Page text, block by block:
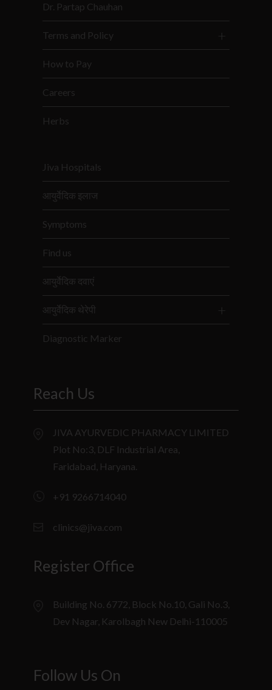
Dr. Partap Chauhan
Terms and Policy
How to Pay
Careers
Herbs
Jiva Hospitals
आयुर्वेदिक इलाज
Symptoms
Find us
आयुर्वेदिक दवाएं
आयुर्वेदिक थेरेपी
Diagnostic Marker
Reach Us
JIVA AYURVEDIC PHARMACY LIMITED
Plot No:3, DLF Industrial Area,
Faridabad, Haryana.
+91 9266714040
clinics@jiva.com
Register Office
Building No. 6772, Block No.10, Gali No.3,
Dev Nagar, Karolbagh New Delhi-110005
Follow Us On